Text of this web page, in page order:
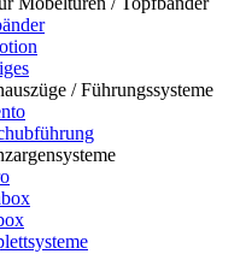
/ Führungssysteme